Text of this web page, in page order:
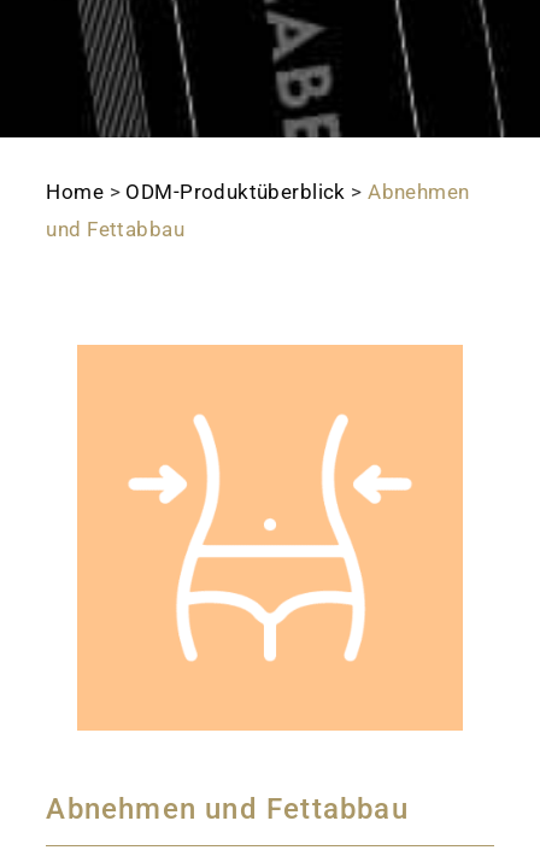
Home > ODM-Produktüberblick >Abnehmen
und Fettabbau
Abnehmen und Fettabbau